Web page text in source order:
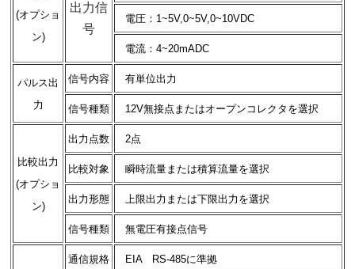
(オプショ
ン)
出力信
号
電圧：1~5V,0~5V,0~10VDC
電流：4~20mADC
パルス出
力
信号内容 有単位出力
信号種類 12V無接点またはオープンコレクタを選択
比較出力
(オプショ
ン)
出力点数 2点
比較対象 瞬時流量または積算流量を選択
出力形態 上限出力または下限出力を選択
信号種類 無電圧有接点信号
通信規格 EIA RS-485に準拠